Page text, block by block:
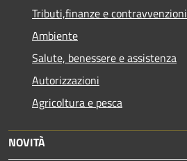
Tributi,finanze e contravvenzioni
Ambiente
Salute, benessere e assistenza
Autorizzazioni
Agricoltura e pesca
NOVITÀ